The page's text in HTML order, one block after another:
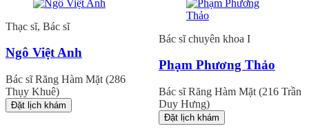
Thạc sĩ, Bác sĩ
Ngô Việt Anh
Bác sĩ Răng Hàm Mặt (286
Thụy Khuê)
Đặt lịch khám
Bác sĩ chuyên khoa I
Phạm Phương Thảo
Bác sĩ Răng Hàm Mặt (216 Trần
Duy Hưng)
Đặt lịch khám